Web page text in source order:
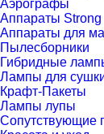
Аэрографы
Аппараты Strong
Аппараты для
Пылесборники
Гибридные
Лампы для
Крафт-Пакеты
Лампы лупы
Сопутствующие